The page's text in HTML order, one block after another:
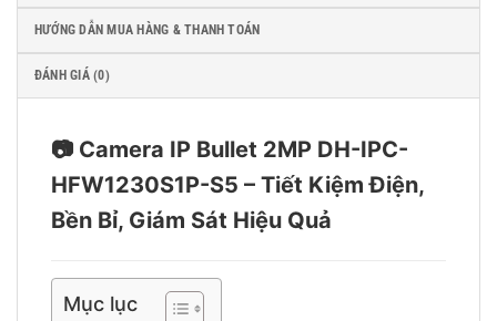
HƯỚNG DẪN MUA HÀNG & THANH TOÁN
ĐÁNH GIÁ (0)
📷 Camera IP Bullet 2MP DH-IPC-
HFW1230S1P-S5 – Tiết Kiệm Điện,
Bền Bỉ, Giám Sát Hiệu Quả
Mục lục